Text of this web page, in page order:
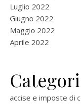
Luglio 2022
Giugno 2022
Maggio 2022
Aprile 2022
accise e imposte di